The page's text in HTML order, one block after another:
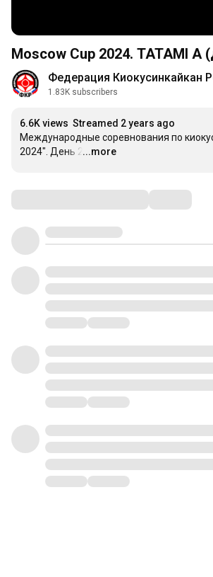
Moscow Cup 2024. TATAMI A
Федерация Киокусинкайкан
1.83K subscribers
6.6K views Streamed 2 years ago
Международные соревнования по
2024". День 2 …
...more